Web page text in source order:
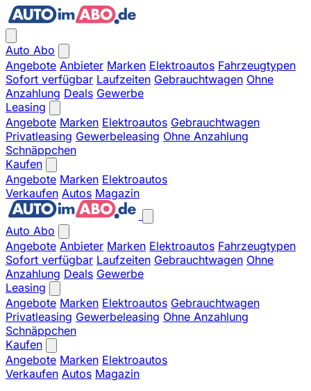
Auto Abo
Angebote Anbieter Marken Elektroautos Fahrzeugtypen
Sofort verfügbar Laufzeiten Gebrauchtwagen Ohne
Anzahlung Deals Gewerbe
Leasing
Angebote Marken Elektroautos Gebrauchtwagen
Privatleasing Gewerbeleasing Ohne Anzahlung
Schnäppchen
Kaufen
Angebote Marken Elektroautos
Verkaufen Autos Magazin
Auto Abo
Angebote Anbieter Marken Elektroautos Fahrzeugtypen
Sofort verfügbar Laufzeiten Gebrauchtwagen Ohne
Anzahlung Deals Gewerbe
Leasing
Angebote Marken Elektroautos Gebrauchtwagen
Privatleasing Gewerbeleasing Ohne Anzahlung
Schnäppchen
Kaufen
Angebote Marken Elektroautos
Verkaufen Autos Magazin